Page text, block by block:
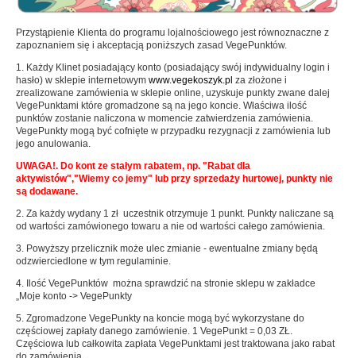
Jednorodne
Mieszanki
SOSY, OLEJE I OCTY
Oleje, oliwy i octy
Dżemy
WEGAŃSKIE SŁODYCZE I PRZEKĄSKI
Karma dla psa
Kupon upominkowy
Przystąpienie Klienta do programu lojalnościowego jest równoznaczne z
zapoznaniem się i akceptacją poniższych zasad VegePunktów.
1. Każdy Klinet posiadający konto (posiadający swój indywidualny login i
hasło) w sklepie internetowym www.vegekoszyk.pl za złożone i
zrealizowane zamówienia w sklepie online, uzyskuje punkty zwane dalej
VegePunktami które gromadzone są na jego koncie. Właściwa ilość
punktów zostanie naliczona w momencie zatwierdzenia zamówienia.
VegePunkty mogą być cofnięte w przypadku rezygnacji z zamówienia lub
jego anulowania.
UWAGA!. Do kont ze stałym rabatem, np. "Rabat dla
aktywistów","Wiemy co jemy" lub przy sprzedaży hurtowej, punkty nie
są dodawane.
2. Za każdy wydany 1 zł uczestnik otrzymuje 1 punkt. Punkty naliczane są
od wartości zamówionego towaru a nie od wartości całego zamówienia.
3. Powyższy przelicznik może ulec zmianie - ewentualne zmiany będą
odzwierciedlone w tym regulaminie.
4. Ilość VegePunktów można sprawdzić na stronie sklepu w zakładce
„Moje konto -> VegePunkty
5. Zgromadzone VegePunkty na koncie mogą być wykorzystane do
częściowej zapłaty danego zamówienie. 1 VegePunkt = 0,03 ZŁ.
Częściowa lub całkowita zapłata VegePunktami jest traktowana jako rabat